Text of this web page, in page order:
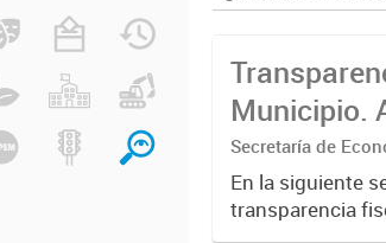
Municipio.
Secretaría de
En la siguiente
transparencia